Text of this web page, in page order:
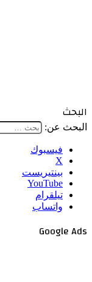
البحث
البحث عن:
فيسبوك
‫X
بينتيريست
‫YouTube
تيلقرام
واتساب
Google Ads